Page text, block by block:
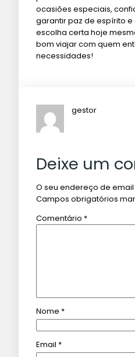
ocasiões especiais,
garantir paz de espírito e
escolha certa hoje
bom viajar com quem
necessidades!
gestor
Deixe um
O seu endereço de
Campos obrigatórios
Comentário *
Nome *
Email *